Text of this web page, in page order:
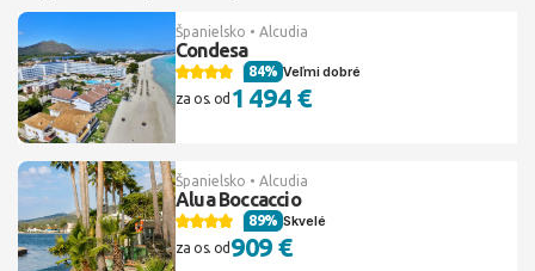
Španielsko • Alcudia
Condesa
Veľmi dobré
84%
za os. od 1 494 €
Španielsko • Alcudia
Alua Boccaccio
Skvelé
89%
za os. od 909 €